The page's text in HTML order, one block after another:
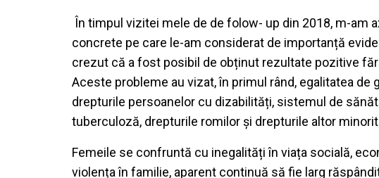
În timpul vizitei mele de de folow- up din 2018, m-am
concrete pe care le-am considerat de importanță
crezut că a fost posibil de obținut rezultate pozitive
Aceste probleme au vizat, în primul rând, egalitatea de
drepturile persoanelor cu dizabilități, sistemul de
tuberculoză, drepturile romilor și drepturile altor
Femeile se confruntă cu inegalități în viața socială,
violența în familie, aparent continuă să fie larg